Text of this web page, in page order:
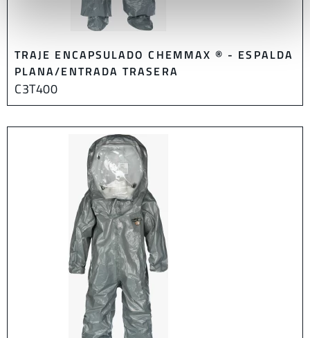
TRAJE ENCAPSULADO CHEMMAX ® - ESPALDA
PLANA/ENTRADA TRASERA
C3T400